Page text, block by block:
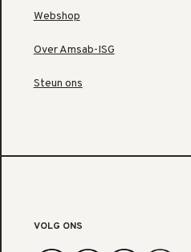
Webshop
Over Amsab-ISG
Steun ons
VOLG ONS